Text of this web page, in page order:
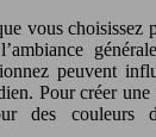
vous choisissez
peuvent
Pour créer une
des couleurs